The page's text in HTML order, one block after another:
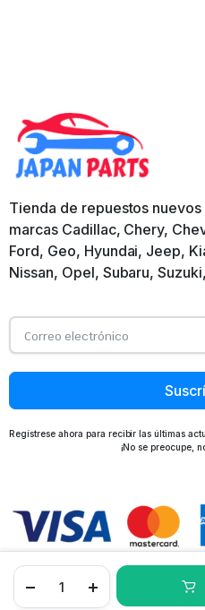
Tienda de repuestos
marcas Cadillac, Chery,
Ford, Geo, Hyundai, Jeep,
Nissan, Opel, Subaru,
Regístrese ahora para recibir las últimas
¡No se preocupe,
TIENDA BUSCAR